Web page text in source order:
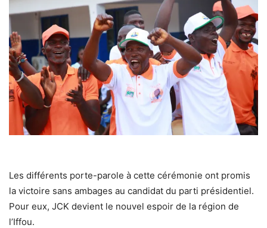
Les différents porte-parole à cette cérémonie ont promis
la victoire sans ambages au candidat du parti présidentiel.
Pour eux, JCK devient le nouvel espoir de la région de
l’Iffou.